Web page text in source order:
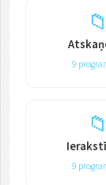
📁
9
📁
9